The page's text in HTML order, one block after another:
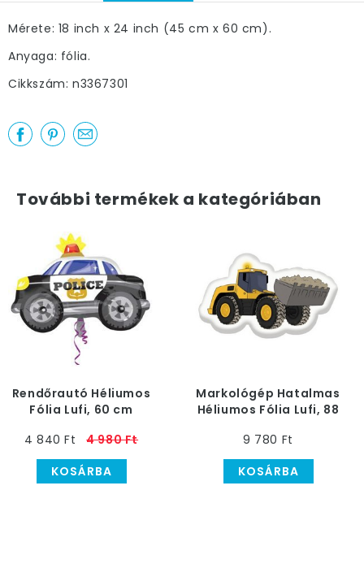
Mérete: 18 inch x 24 inch (45 cm x 60 cm).
Anyaga: fólia.
Cikkszám: n3367301
További termékek a kategóriában
Rendőrautó Héliumos
Fólia Lufi, 60 cm
4 840 Ft
4 980 Ft
KOSÁRBA
Markológép Hatalmas
Héliumos Fólia Lufi, 88
9 780 Ft
KOSÁRBA